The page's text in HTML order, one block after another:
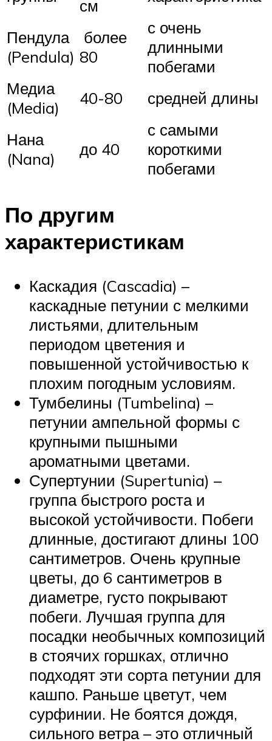
см
Пендула
(Pendula)
более
80
с очень
длинными
побегами
Медиа
(Media)
40-80 средней длины
Нана
(Nana)
до 40
с самыми
короткими
побегами
По другим
характеристикам
Каскадия (Cascadia) –
каскадные петунии с мелкими
листьями, длительным
периодом цветения и
повышенной устойчивостью к
плохим погодным условиям.
Тумбелины (Tumbelina) –
петунии ампельной формы с
крупными пышными
ароматными цветами.
Супертунии (Supertunia) –
группа быстрого роста и
высокой устойчивости. Побеги
длинные, достигают длины 100
сантиметров. Очень крупные
цветы, до 6 сантиметров в
диаметре, густо покрывают
побеги. Лучшая группа для
посадки необычных композиций
в стоячих горшках, отлично
подходят эти сорта петунии для
кашпо. Раньше цветут, чем
сурфинии. Не боятся дождя,
сильного ветра – это отличный